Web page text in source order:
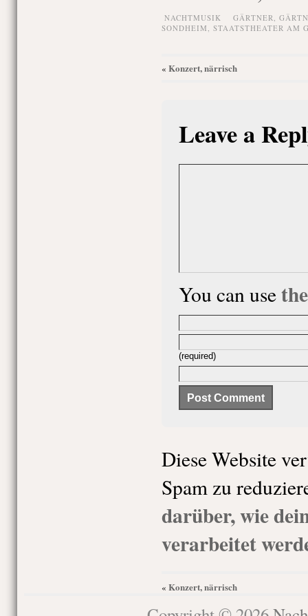
NACHTMUSIK GÄRTNER,
SONDHEIM, STAATSTHEATER AM
« Konzert, närrisch
Leave a
You can use
(required)
Diese Website
Spam zu
darüber, wie
verarbeitet
« Konzert, närrisch